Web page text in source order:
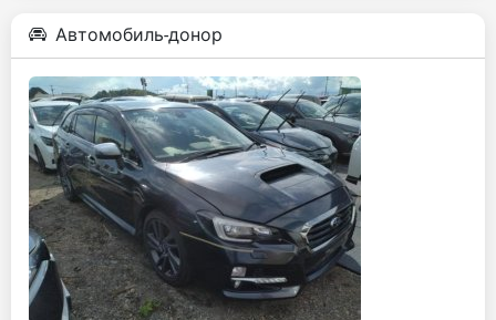
Автомобиль-донор